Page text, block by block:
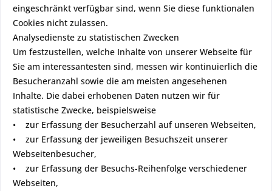
eingeschränkt verfügbar sind, wenn Sie diese funktionalen
Cookies nicht zulassen.
Analysedienste zu statistischen Zwecken
Um festzustellen, welche Inhalte von unserer Webseite für
Sie am interessantesten sind, messen wir kontinuierlich die
Besucheranzahl sowie die am meisten angesehenen
Inhalte. Die dabei erhobenen Daten nutzen wir für
statistische Zwecke, beispielsweise
• zur Erfassung der Besucherzahl auf unseren Webseiten,
• zur Erfassung der jeweiligen Besuchszeit unserer
Webseitenbesucher,
• zur Erfassung der Besuchs-Reihenfolge verschiedener
Webseiten,